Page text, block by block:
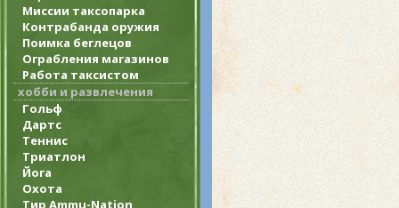
Миссии таксопарка
Контрабанда оружия
Поимка беглецов
Ограбления магазинов
Работа таксистом
хобби и развлечения
Гольф
Дартс
Теннис
Триатлон
Йога
Охота
Тир Ammu-Nation